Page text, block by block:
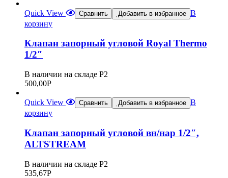
Quick View Сравнить Добавить в избранное В
корзину
Клапан запорный угловой Royal Thermo
1/2″
В наличии на складе Р2
500,00Р
Quick View Сравнить Добавить в избранное В
корзину
Клапан запорный угловой вн/нар 1/2″,
ALTSTREAM
В наличии на складе Р2
535,67Р